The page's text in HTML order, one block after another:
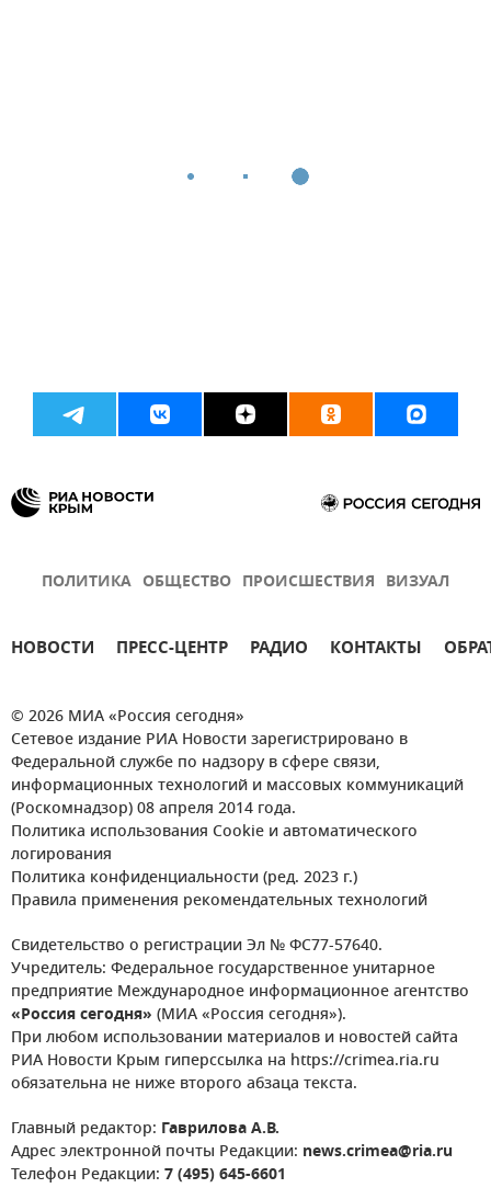
ПОЛИТИКА ОБЩЕСТВО ПРОИСШЕСТВИЯ ВИЗУАЛ
НОВОСТИ ПРЕСС-ЦЕНТР РАДИО КОНТАКТЫ
© 2026 МИА «Россия сегодня»
Сетевое издание РИА Новости зарегистрировано в
Федеральной службе по надзору в сфере связи,
информационных технологий и массовых коммуникаций
(Роскомнадзор) 08 апреля 2014 года.
Политика использования Cookie и автоматического
логирования
Политика конфиденциальности (ред. 2023 г.)
Правила применения рекомендательных технологий
Свидетельство о регистрации Эл № ФС77-57640.
Учредитель: Федеральное государственное унитарное
предприятие Международное информационное агентство
«Россия сегодня» (МИА «Россия сегодня»).
При любом использовании материалов и новостей сайта
РИА Новости Крым гиперссылка на https://crimea.ria.ru
обязательна не ниже второго абзаца текста.
Главный редактор: Гаврилова А.В.
Адрес электронной почты Редакции: news.crimea@ria.ru
Телефон Редакции: 7 (495) 645-6601